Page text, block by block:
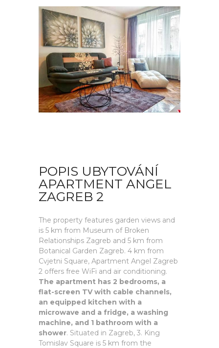
POPIS UBYTOVÁNÍ
APARTMENT ANGEL
ZAGREB 2
The property features garden views and
is 5 km from Museum of Broken
Relationships Zagreb and 5 km from
Botanical Garden Zagreb. 4 km from
Cvjetni Square, Apartment Angel Zagreb
2 offers free WiFi and air conditioning.
The apartment has 2 bedrooms, a
flat-screen TV with cable channels,
an equipped kitchen with a
microwave and a fridge, a washing
machine, and 1 bathroom with a
shower. Situated in Zagreb, 3. King
Tomislav Square is 5 km from the